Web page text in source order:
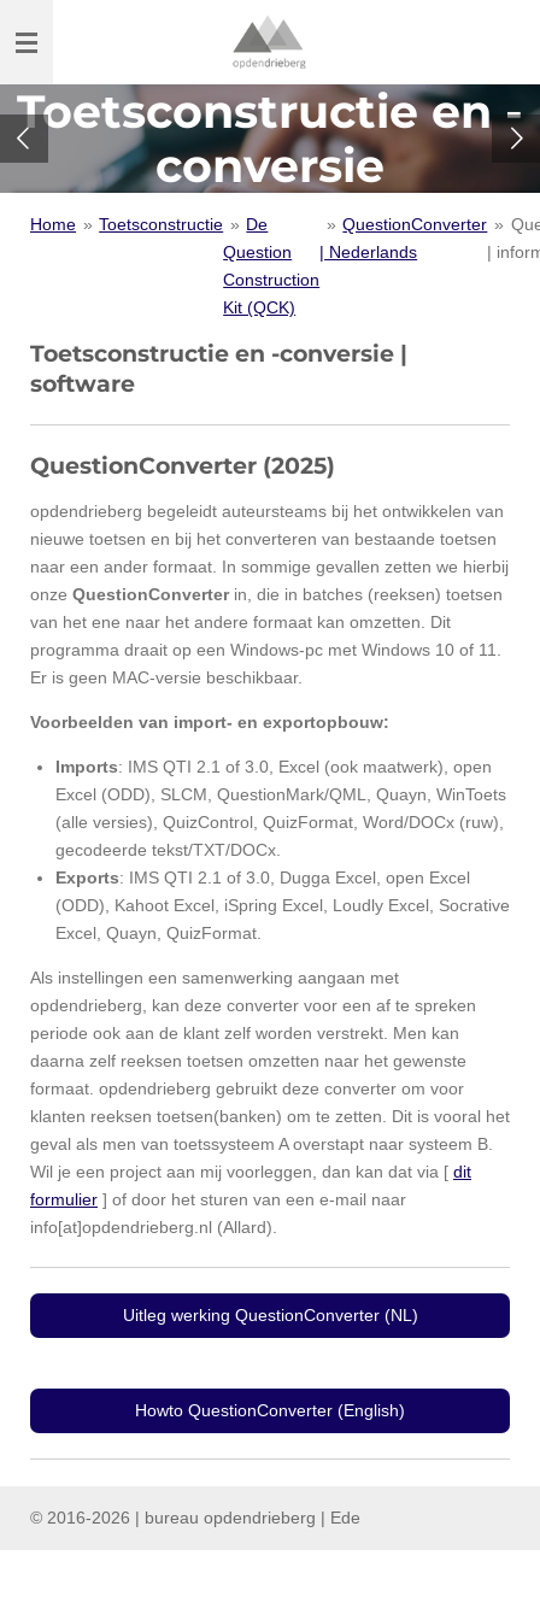
direct
de
hoofdinhoud
Toetsconstructie en -
conversie
Home » Toetsconstructie » De
Question
Construction
Kit (QCK)
» QuestionConverter
| Nederlands
»
|
Toetsconstructie en -conversie |
software
QuestionConverter (2025)
opdendrieberg begeleidt auteursteams bij het ontwikkelen van
nieuwe toetsen en bij het converteren van bestaande toetsen
naar een ander formaat. In sommige gevallen zetten we hierbij
onze QuestionConverterin, die in batches (reeksen) toetsen
van het ene naar het andere formaat kan omzetten. Dit
programma draait op een Windows-pc met Windows 10 of 11.
Er is geen MAC-versie beschikbaar.
Voorbeelden van import- en exportopbouw:
Imports: IMS QTI 2.1 of 3.0, Excel (ook maatwerk), open
Excel (ODD), SLCM, QuestionMark/QML, Quayn, WinToets
(alle versies), QuizControl, QuizFormat, Word/DOCx (ruw),
gecodeerde tekst/TXT/DOCx.
Exports: IMS QTI 2.1 of 3.0, Dugga Excel, open Excel
(ODD), Kahoot Excel, iSpring Excel, Loudly Excel, Socrative
Excel, Quayn, QuizFormat.
Als instellingen een samenwerking aangaan met
opdendrieberg, kan deze converter voor een af te spreken
periode ook aan de klant zelf worden verstrekt. Men kan
daarna zelf reeksen toetsen omzetten naar het gewenste
formaat. opdendrieberg gebruikt deze converter om voor
klanten reeksen toetsen(banken) om te zetten. Dit is vooral het
geval als men van toetssysteem A overstapt naar systeem B.
Wil je een project aan mij voorleggen, dan kan dat via [ dit
formulier ] of door het sturen van een e-mail naar
info[at]opdendrieberg.nl (Allard).
Uitleg werking QuestionConverter (NL)
Howto QuestionConverter (English)
© 2016-2026 | bureau opdendrieberg | Ede